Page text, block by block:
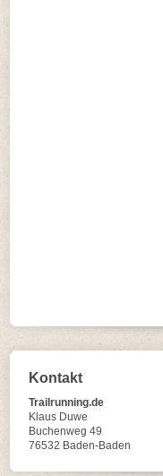
Kontakt
Trailrunning.de
Klaus Duwe
Buchenweg 49
76532 Baden-Baden